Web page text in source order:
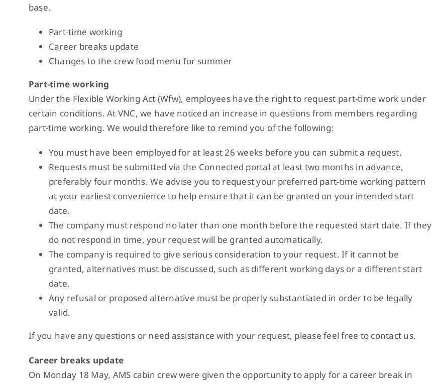
base.
Part-time working
Career breaks update
Changes to the crew food menu for summer
Part-time working
Under the Flexible Working Act (Wfw), employees have the right to request part-time work under
certain conditions. At VNC, we have noticed an increase in questions from members regarding
part-time working. We would therefore like to remind you of the following:
You must have been employed for at least 26 weeks before you can submit a request.
Requests must be submitted via the Connected portal at least two months in advance,
preferably four months. We advise you to request your preferred part-time working pattern
at your earliest convenience to help ensure that it can be granted on your intended start
date.
The company must respond no later than one month before the requested start date. If they
do not respond in time, your request will be granted automatically.
The company is required to give serious consideration to your request. If it cannot be
granted, alternatives must be discussed, such as different working days or a different start
date.
Any refusal or proposed alternative must be properly substantiated in order to be legally
valid.
If you have any questions or need assistance with your request, please feel free to contact us.
Career breaks update
On Monday 18 May, AMS cabin crew were given the opportunity to apply for a career break in